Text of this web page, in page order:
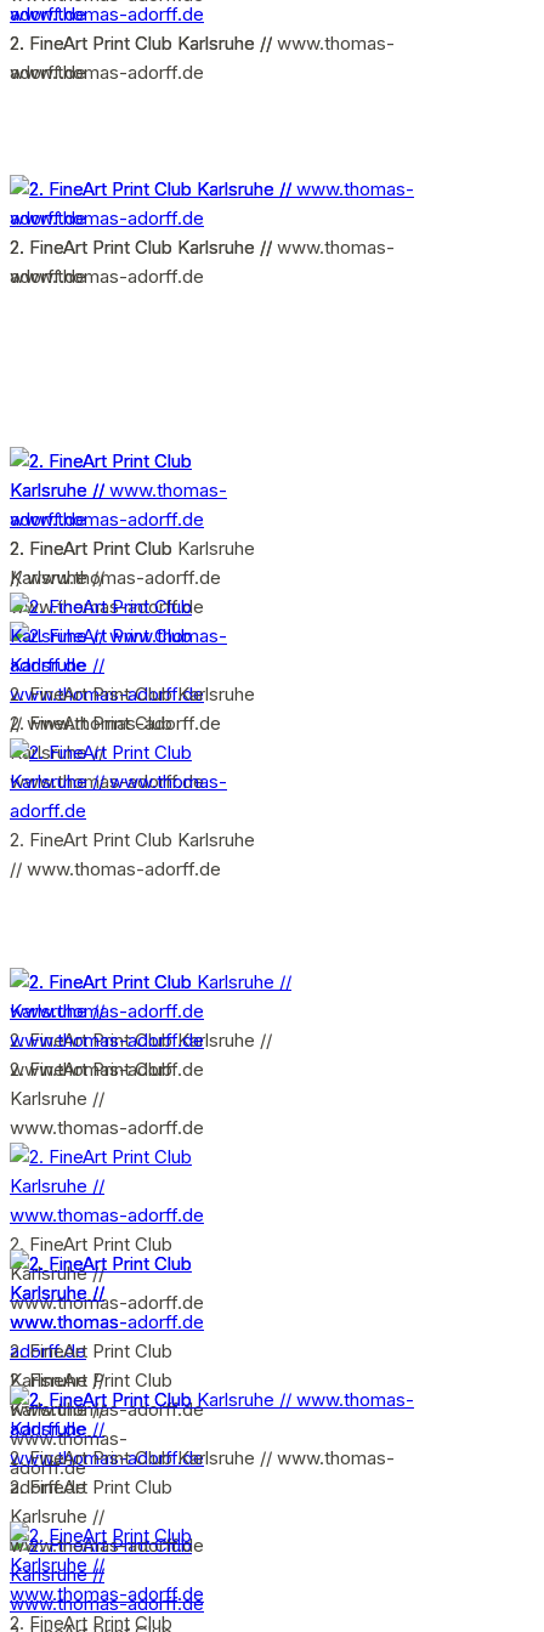
2. FineArt Print Club Karlsruhe // www.thomas-
adorff.de
2. FineArt Print Club Karlsruhe //
www.thomas-adorff.de
2. FineArt Print Club Karlsruhe //
www.thomas-adorff.de
2. FineArt Print Club Karlsruhe // www.thomas-
adorff.de
2. FineArt Print Club
Karlsruhe //
www.thomas-adorff.de
2. FineArt Print Club
Karlsruhe //
www.thomas-adorff.de
2. FineArt Print Club Karlsruhe
// www.thomas-adorff.de
2. FineArt Print Club Karlsruhe
// www.thomas-adorff.de
2. FineArt Print Club Karlsruhe
// www.thomas-adorff.de
2. FineArt Print Club Karlsruhe //
www.thomas-adorff.de
2. FineArt Print Club
Karlsruhe //
www.thomas-adorff.de
2. FineArt Print Club
Karlsruhe //
www.thomas-adorff.de
2. FineArt Print Club
Karlsruhe //
www.thomas-
adorff.de
2. FineArt Print Club
Karlsruhe //
www.thomas-adorff.de
2. FineArt Print Club
Karlsruhe //
www.thomas-adorff.de
2. FineArt Print Club
2. FineArt Print Club Karlsruhe // www.thomas-
adorff.de